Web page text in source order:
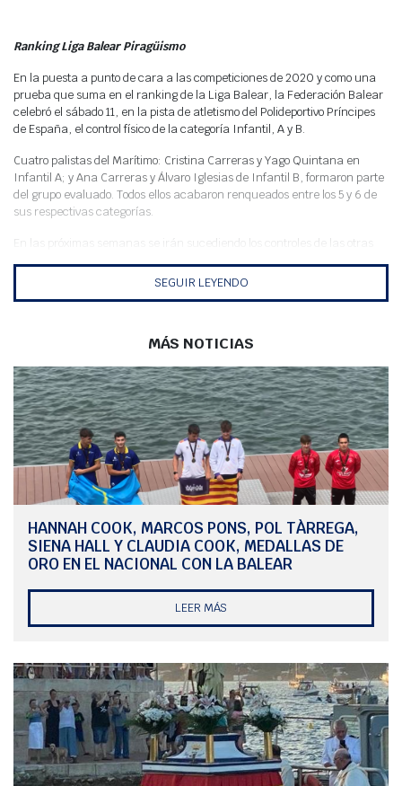
Ranking Liga Balear Piragüismo
En la puesta a punto de cara a las competiciones de 2020 y como una
prueba que suma en el ranking de la Liga Balear, la Federación Balear
celebró el sábado 11, en la pista de atletismo del Polideportivo Príncipes
de España, el control físico de la categoría Infantil, A y B.
Cuatro palistas del Marítimo: Cristina Carreras y Yago Quintana en
Infantil A; y Ana Carreras y Álvaro Iglesias de Infantil B, formaron parte
del grupo evaluado. Todos ellos acabaron renqueados entre los 5 y 6 de
sus respectivas categorías.
En las próximas semanas se irán sucediendo los controles de las otras
SEGUIR LEYENDO
MÁS NOTICIAS
HANNAH COOK, MARCOS PONS, POL TÀRREGA,
SIENA HALL Y CLAUDIA COOK, MEDALLAS DE
ORO EN EL NACIONAL CON LA BALEAR
LEER MÁS